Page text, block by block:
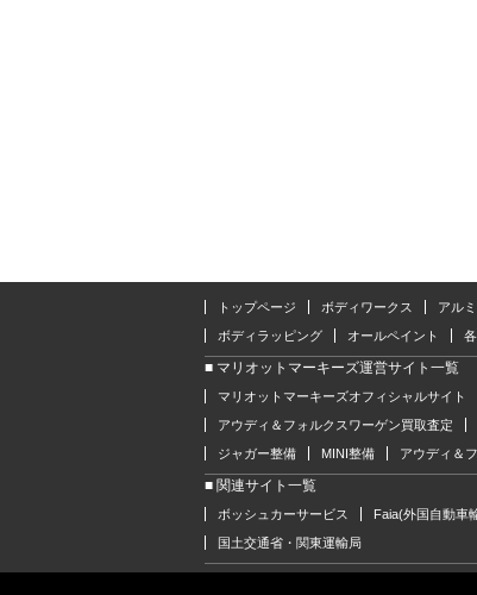
トップページ ボディワークス アル
ボディラッピング
オールペイント
■ マリオットマーキーズ運営サイト一覧
マリオットマーキーズオフィシャルサイト
アウディ＆フォルクスワーゲン買取査定
ジャガー整備
MINI整備 アウディ＆
■ 関連サイト一覧
ボッシュカーサービス Faia(外国自動車
国土交通省・関東運輸局